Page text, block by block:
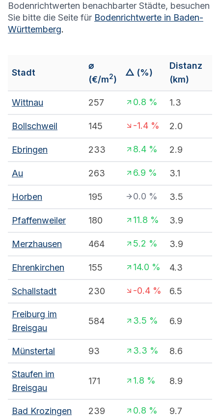
Bodenrichtwerten benachbarter Städte, besuchen
Sie bitte die Seite für Bodenrichtwerte in Baden-
Württemberg.
Stadt
⌀
(€/m2)
△ (%)
Distanz
(km)
Wittnau 257 0.8 % 1.3
Bollschweil 145 -1.4 % 2.0
Ebringen 233 8.4 % 2.9
Au 263 6.9 % 3.1
Horben 195 0.0 % 3.5
Pfaffenweiler 180 11.8 % 3.9
Merzhausen 464 5.2 % 3.9
Ehrenkirchen 155 14.0 % 4.3
Schallstadt 230 -0.4 % 6.5
Freiburg im
Breisgau
584 3.5 % 6.9
Münstertal 93 3.3 % 8.6
Staufen im
Breisgau
171 1.8 % 8.9
Bad Krozingen 239 0.8 % 9.7